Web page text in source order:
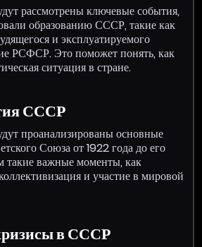
рассмотрены ключевые события,
образованию СССР, такие как
и эксплуатируемого
РСФСР. Это поможет понять, как
ситуация в стране.
СССР
проанализированы основные
Союза от 1922 года до его
такие важные моменты, как
и участие в мировой
в СССР